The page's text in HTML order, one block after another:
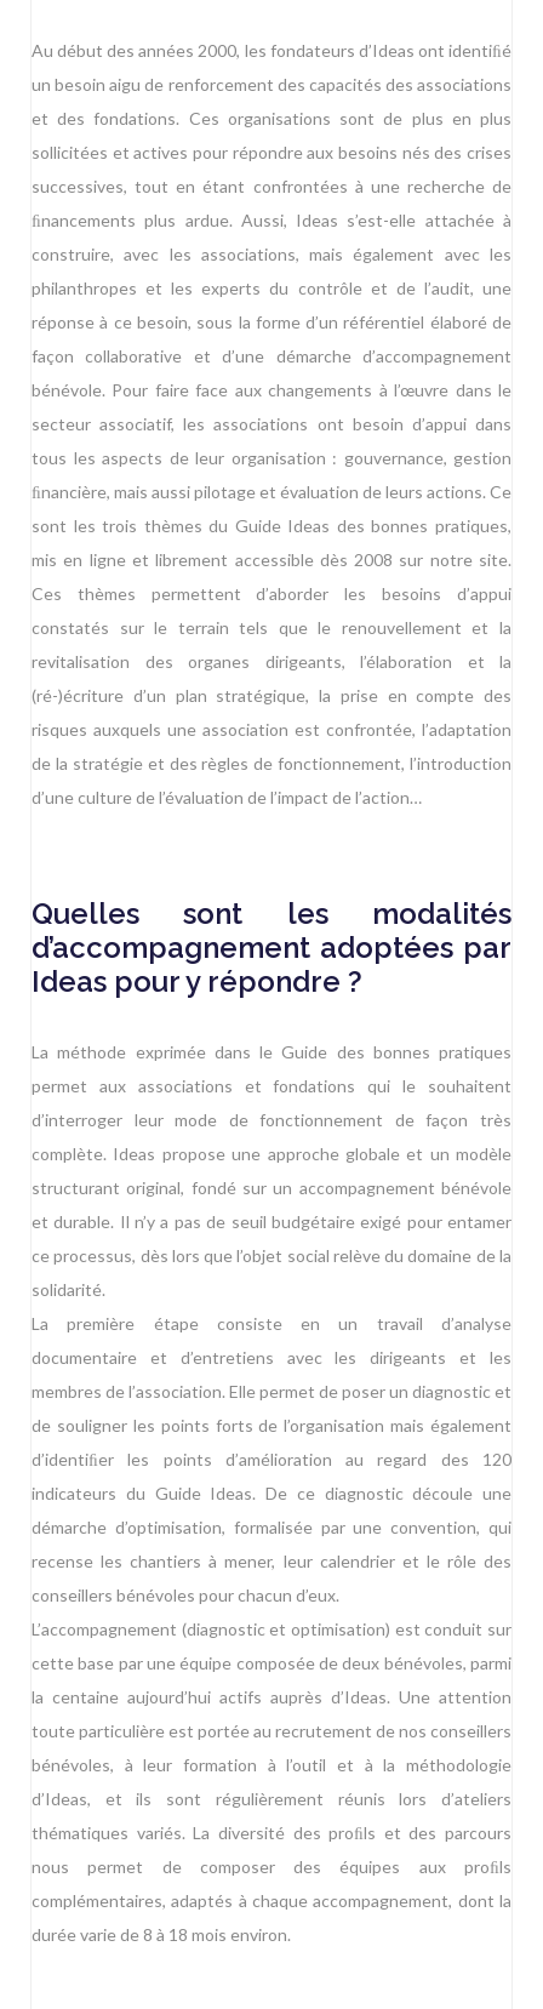
Au début des années 2000, les fondateurs d’Ideas ont identiﬁé
un besoin aigu de renforcement des capacités des associations
et des fondations. Ces organisations sont de plus en plus
sollicitées et actives pour répondre aux besoins nés des crises
successives, tout en étant confrontées à une recherche de
ﬁnancements plus ardue. Aussi, Ideas s’est-elle attachée à
construire, avec les associations, mais également avec les
philanthropes et les experts du contrôle et de l’audit, une
réponse à ce besoin, sous la forme d’un référentiel élaboré de
façon collaborative et d’une démarche d’accompagnement
bénévole. Pour faire face aux changements à l’œuvre dans le
secteur associatif, les associations ont besoin d’appui dans
tous les aspects de leur organisation : gouvernance, gestion
ﬁnancière, mais aussi pilotage et évaluation de leurs actions. Ce
sont les trois thèmes du Guide Ideas des bonnes pratiques,
mis en ligne et librement accessible dès 2008 sur notre site.
Ces thèmes permettent d’aborder les besoins d’appui
constatés sur le terrain tels que le renouvellement et la
revitalisation des organes dirigeants, l’élaboration et la
(ré-)écriture d’un plan stratégique, la prise en compte des
risques auxquels une association est confrontée, l’adaptation
de la stratégie et des règles de fonctionnement, l’introduction
d’une culture de l’évaluation de l’impact de l’action…
Quelles sont les modalités
d’accompagnement adoptées par
Ideas pour y répondre ?
La méthode exprimée dans le Guide des bonnes pratiques
permet aux associations et fondations qui le souhaitent
d’interroger leur mode de fonctionnement de façon très
complète. Ideas propose une approche globale et un modèle
structurant original, fondé sur un accompagnement bénévole
et durable. Il n’y a pas de seuil budgétaire exigé pour entamer
ce processus, dès lors que l’objet social relève du domaine de la
solidarité.
La première étape consiste en un travail d’analyse
documentaire et d’entretiens avec les dirigeants et les
membres de l’association. Elle permet de poser un diagnostic et
de souligner les points forts de l’organisation mais également
d’identiﬁer les points d’amélioration au regard des 120
indicateurs du Guide Ideas. De ce diagnostic découle une
démarche d’optimisation, formalisée par une convention, qui
recense les chantiers à mener, leur calendrier et le rôle des
conseillers bénévoles pour chacun d’eux.
L’accompagnement (diagnostic et optimisation) est conduit sur
cette base par une équipe composée de deux bénévoles, parmi
la centaine aujourd’hui actifs auprès d’Ideas. Une attention
toute particulière est portée au recrutement de nos conseillers
bénévoles, à leur formation à l’outil et à la méthodologie
d’Ideas, et ils sont régulièrement réunis lors d’ateliers
thématiques variés. La diversité des proﬁls et des parcours
nous permet de composer des équipes aux proﬁls
complémentaires, adaptés à chaque accompagnement, dont la
durée varie de 8 à 18 mois environ.